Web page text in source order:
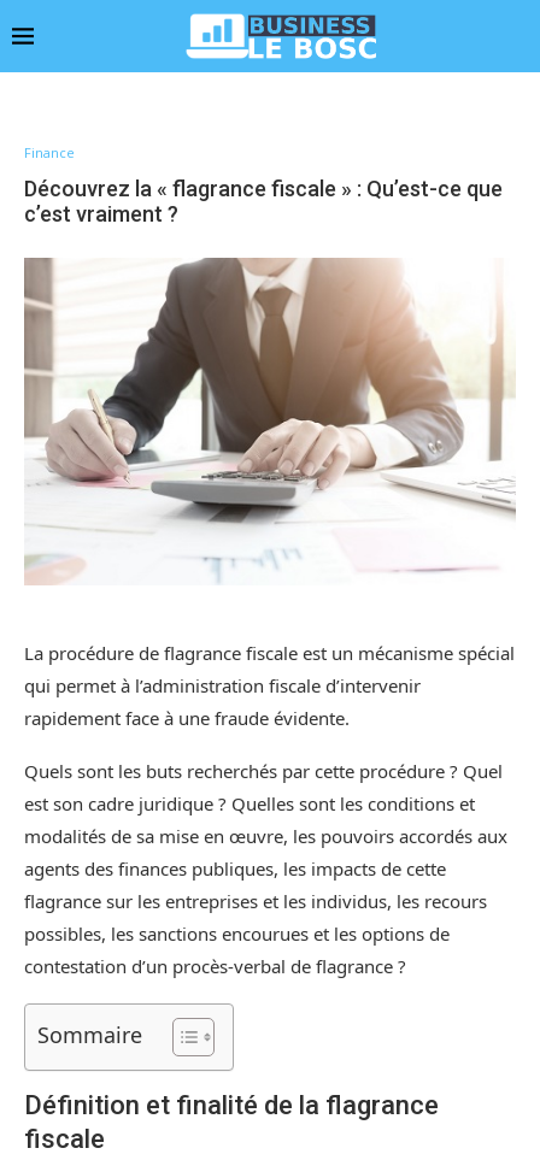
Finance
Découvrez la « flagrance fiscale » : Qu’est-ce que
c’est vraiment ?
La procédure de flagrance fiscale est un mécanisme spécial
qui permet à l’administration fiscale d’intervenir
rapidement face à une fraude évidente.
Quels sont les buts recherchés par cette procédure ? Quel
est son cadre juridique ? Quelles sont les conditions et
modalités de sa mise en œuvre, les pouvoirs accordés aux
agents des finances publiques, les impacts de cette
flagrance sur les entreprises et les individus, les recours
possibles, les sanctions encourues et les options de
contestation d’un procès-verbal de flagrance ?
Sommaire
Définition et finalité de la flagrance
fiscale